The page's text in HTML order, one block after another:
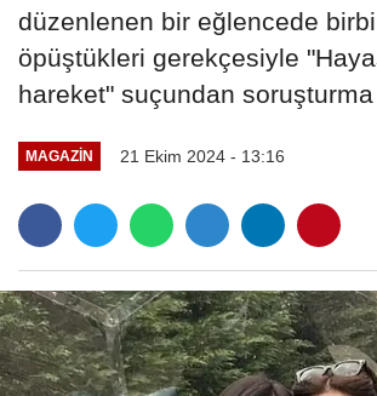
düzenlenen bir eğlencede
öpüştükleri gerekçesiyle
hareket" suçundan soruşturma
MAGAZIN 21 Ekim 2024 - 13:16